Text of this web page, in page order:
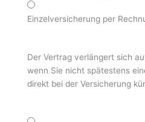
Einzelversicherung per
Der Vertrag verlängert sich
wenn Sie nicht spätestens
direkt bei der Versicherung